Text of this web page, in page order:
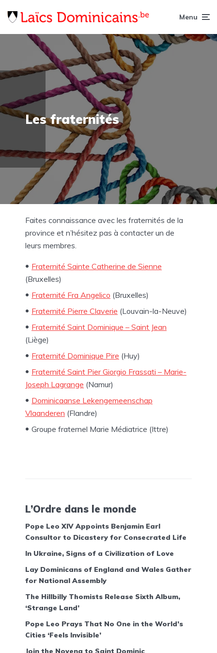
Menu
Les fraternités
Faites connaissance avec les fraternités de la
province et n’hésitez pas à contacter un de
leurs membres.
Fraternité Sainte Catherine de Sienne
(Bruxelles)
Fraternité Fra Angelico (Bruxelles)
Fraternité Pierre Claverie (Louvain-la-Neuve)
Fraternité Saint Dominique – Saint Jean
(Liège)
Fraternité Dominique Pire (Huy)
Fraternité Saint Pier Giorgio Frassati – Marie-
Joseph Lagrange (Namur)
Dominicaanse Lekengemeenschap
Vlaanderen (Flandre)
Groupe fraternel Marie Médiatrice (Ittre)
L’Ordre dans le monde
Pope Leo XIV Appoints Benjamin Earl
Consultor to Dicastery for Consecrated Life
In Ukraine, Signs of a Civilization of Love
Lay Dominicans of England and Wales Gather
for National Assembly
The Hillbilly Thomists Release Sixth Album,
‘Strange Land’
Pope Leo Prays That No One in the World’s
Cities ‘Feels Invisible’
Join the Novena to Saint Dominic